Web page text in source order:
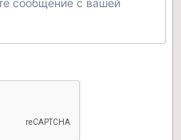
сообщение с вашей